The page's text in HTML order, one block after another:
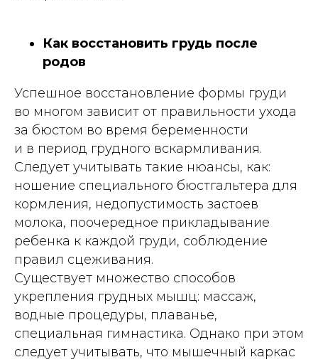
Как восстановить грудь после
родов
Успешное восстановление формы груди
во многом зависит от правильности ухода
за бюстом во время беременности
и в период грудного вскармливания.
Следует учитывать такие нюансы, как:
ношение специального бюстгальтера для
кормления, недопустимость застоев
молока, поочередное прикладывание
ребенка к каждой груди, соблюдение
правил сцеживания.
Существует множество способов
укрепления грудных мышц: массаж,
водные процедуры, плаванье,
специальная гимнастика. Однако при этом
следует учитывать, что мышечный каркас